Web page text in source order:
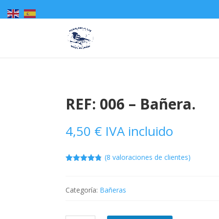
REF: 006 – Bañera.
4,50 € IVA incluido
(8 valoraciones de clientes)
Categoría: Bañeras